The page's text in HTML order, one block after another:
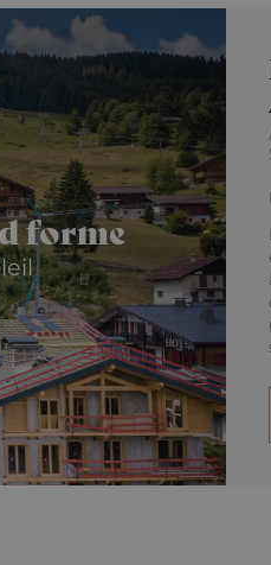
forme
par Google Analytics. Il stocke et met à
page visitée et est utilisé pour compter
cookie set by Google Analytics, where
contains the unique identity number
to. It is a variation of the _gat cookie
recorded by Google on high traffic
fournir une série de produits
d'annonceurs tiers